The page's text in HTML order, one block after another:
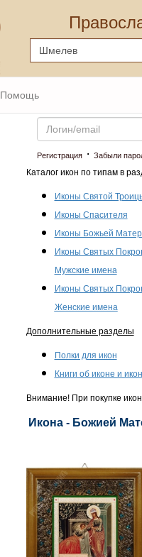
Помощь
Email
Регистрация· Забыли
Каталог икон по типам в
Иконы Святой
Иконы Спасителя
Иконы Божьей
Иконы Святых
Мужские имена
Иконы Святых
Женские имена
Дополнительные разделы
Полки для икон
Книги об иконе и
Внимание! При покупке
Икона - Божией